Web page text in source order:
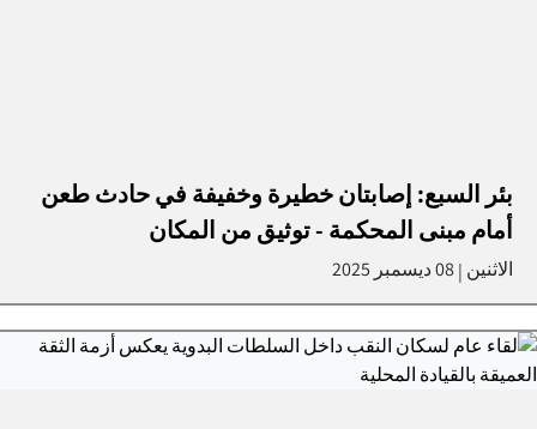
بئر السبع: إصابتان خطيرة وخفيفة في حادث طعن
أمام مبنى المحكمة - توثيق من المكان
الاثنين |08 ديسمبر 2025